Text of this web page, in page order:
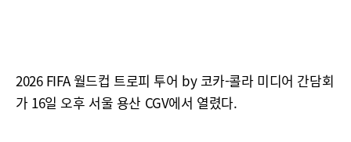
2026 FIFA 월드컵 트로피 투어 by 코카-콜라 미디어 간담회
가 16일 오후 서울 용산 CGV에서 열렸다.